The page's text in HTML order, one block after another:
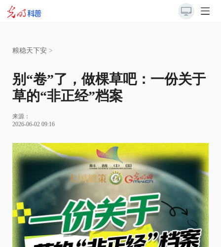
粮稳天下安 >
别“卷”了，做棵草吧：一份关于
草的“非正经”档案
来源：
2026-06-02 09:16